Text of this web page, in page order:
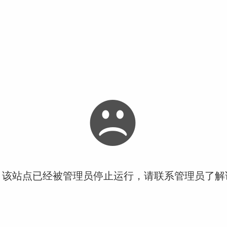
站点已经被管理员停止运行，请联系管理员了